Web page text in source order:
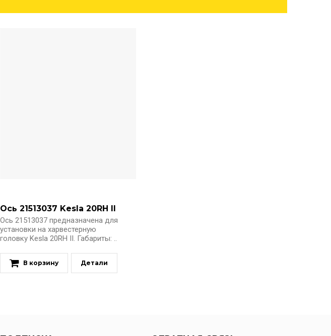
Ось 21513037 Kesla 20RH II
Ось 21513037 предназначена для
установки на харвестерную
головку Kesla 20RH II. Габариты: ..
В корзину Детали